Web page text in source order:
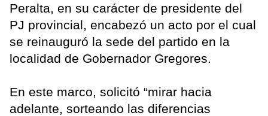
Peralta, en su carácter de presidente del
PJ provincial, encabezó un acto por el cual
se reinauguró la sede del partido en la
localidad de Gobernador Gregores.
En este marco, solicitó “mirar hacia
adelante, sorteando las diferencias